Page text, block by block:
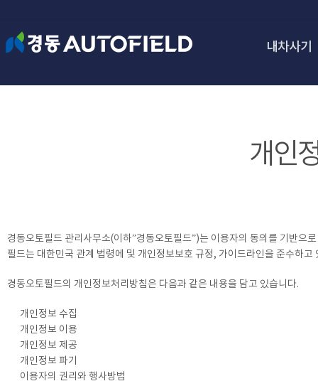
내차사기
개인
경동오토필드 관리사무소(이하”경동오토필드”)는 이용자의 동의를 기반으
필드는 대한민국 관계 법령에 및 개인정보보호 규정, 가이드라인을 준수하고
경동오토필드의 개인정보처리방침은 다음과 같은 내용을 담고 있습니다.
개인정보 수집
개인정보 이용
개인정보 제공
개인정보 파기
이용자의 권리와 행사방법